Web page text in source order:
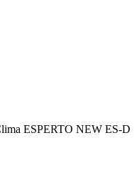
ESPERTO NEW ES-D